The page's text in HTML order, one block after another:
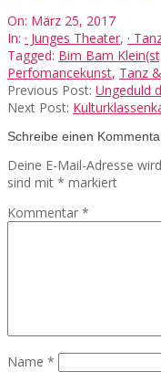
2017-
03-
25
On: März 25, 2017
In: · Junges Theater, ·
Tagged: Bim Bam
Perfomancekunst, Tanz
Previous Post: Ungeduld
Next Post:
Schreibe einen
Deine E-Mail-Adresse
sind mit * markiert
Kommentar *
Name *